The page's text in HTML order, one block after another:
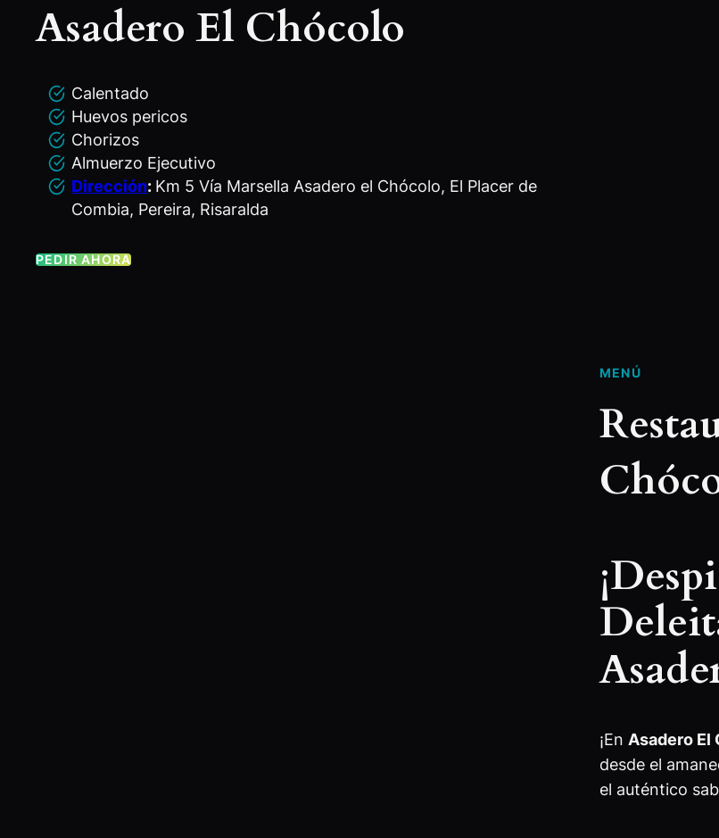
Asadero El Chócolo
Calentado
Huevos pericos
Chorizos
Almuerzo Ejecutivo
Dirección: Km 5 Vía Marsella Asadero el Chócolo, El Placer de
Combia, Pereira, Risaralda
PEDIR AHORA
MENÚ
¡En Asadero El
desde el
el auténtico